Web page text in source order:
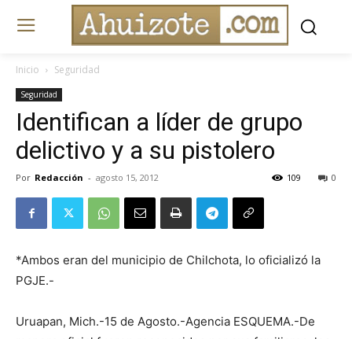
Inicio Seguridad
Seguridad
Identifican a líder de grupo
delictivo y a su pistolero
Por Redacción - agosto 15, 2012 0
109
*Ambos eran del municipio de Chilchota, lo oficializó la
PGJE.-
Uruapan, Mich.-15 de Agosto.-Agencia ESQUEMA.-De